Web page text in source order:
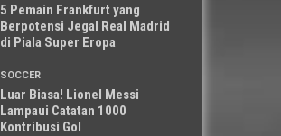
5 Pemain Frankfurt yang
Berpotensi Jegal Real Madrid
di Piala Super Eropa
SOCCER
Luar Biasa! Lionel Messi
Lampaui Catatan 1000
Kontribusi Gol